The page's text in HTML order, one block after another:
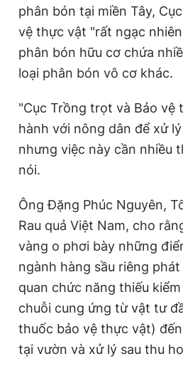
phân bón tại miền Tây,
vệ thực vật "rất ngạc
phân bón hữu cơ chứa
loại phân bón vô cơ khác.
"Cục Trồng trọt và Bảo vệ
hành với nông dân để xử
nhưng việc này cần nhiều
nói.
Ông Đặng Phúc Nguyên,
Rau quả Việt Nam, cho
vàng o phơi bày những
ngành hàng sầu riêng
quan chức năng thiếu
chuỗi cung ứng từ vật tư
thuốc bảo vệ thực vật)
tại vườn và xử lý sau thu